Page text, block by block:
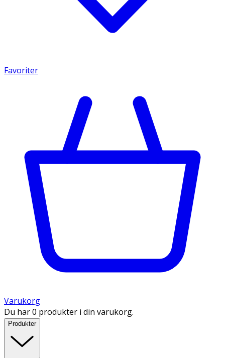
Favoriter
Varukorg
Du har 0 produkter i din varukorg.
Produkter